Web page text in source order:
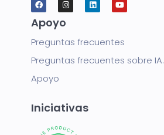
Apoyo
Preguntas frecuentes
Preguntas frecuentes sobre IA.
Apoyo
Iniciativas